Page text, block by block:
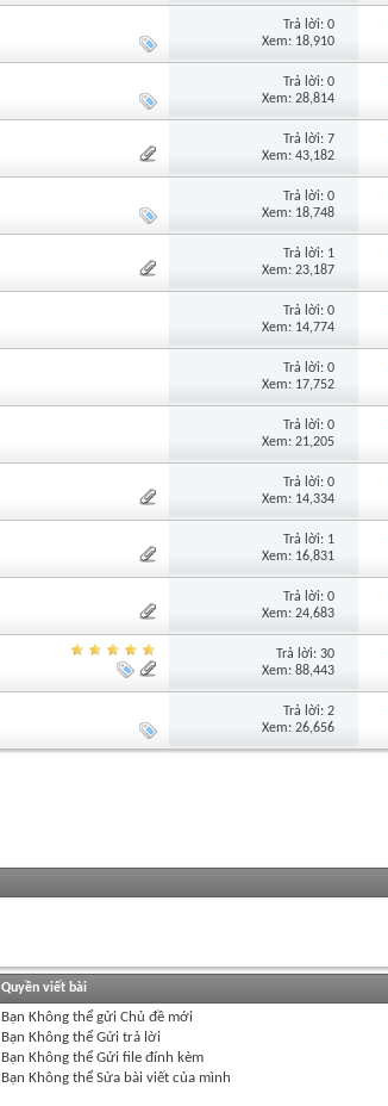
Trả lời: 0
Xem: 18,910
Trả lời: 0
Xem: 28,814
Trả lời: 7
Xem: 43,182
Trả lời: 0
Xem: 18,748
Trả lời: 1
Xem: 23,187
Trả lời: 0
Xem: 14,774
Trả lời: 0
Xem: 17,752
Trả lời: 0
Xem: 21,205
Trả lời: 0
Xem: 14,334
Trả lời: 1
Xem: 16,831
Trả lời: 0
Xem: 24,683
Trả lời: 30
Xem: 88,443
Trả lời: 2
Xem: 26,656
Quyền viết bài
Bạn Không thểgửi Chủ đề mới
Bạn Không thểGửi trả lời
Bạn Không thểGửi file đính kèm
Bạn Không thểSửa bài viết của mình